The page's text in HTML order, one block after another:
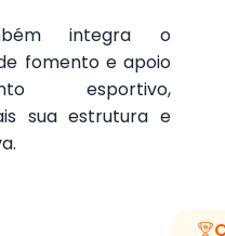
integra o
fomento e apoio
esportivo,
sua estrutura e